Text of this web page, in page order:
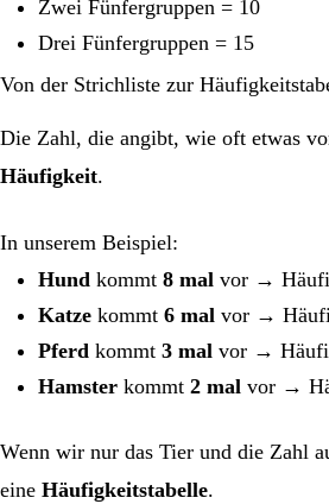
Zwei Fünfergruppen = 10
Drei Fünfergruppen = 15
Von der Strichliste zur
Die Zahl, die angibt, wie oft etwas
Häufigkeit.
In unserem Beispiel:
Hund kommt 8 mal vor →
Katze kommt 6 mal vor →
Pferd kommt 3 mal vor →
Hamster kommt 2 mal vor →
Wenn wir nur das Tier und die Zahl
eine Häufigkeitstabelle.